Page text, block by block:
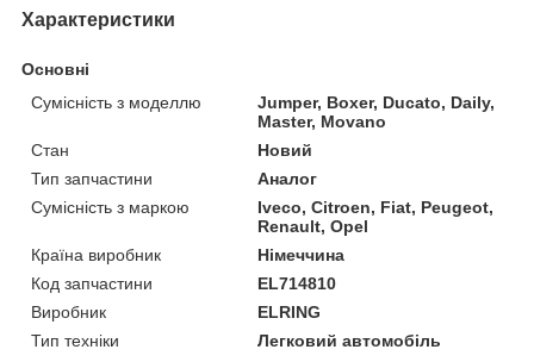
Характеристики
Основні
Сумісність з моделлю
Jumper, Boxer, Ducato, Daily,
Master, Movano
Стан
Новий
Тип запчастини
Аналог
Сумісність з маркою
Iveco, Citroen, Fiat, Peugeot,
Renault, Opel
Країна виробник
Німеччина
Код запчастини
EL714810
Виробник
ELRING
Тип техніки
Легковий автомобіль